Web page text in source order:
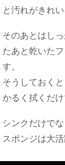
と汚れがきれ
そのあとはし
たあと乾いた
す。
そうしておく
かるく拭くだ
シンクだけで
スポンジは大活